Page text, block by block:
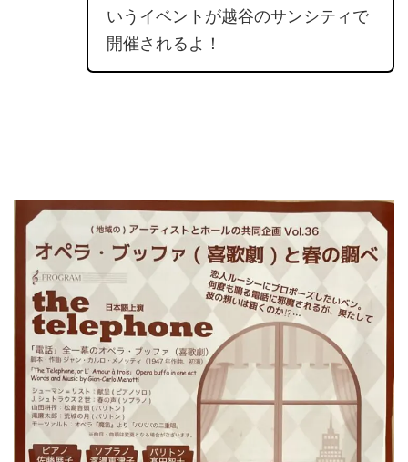
いうイベントが越谷のサンシティで
開催されるよ！